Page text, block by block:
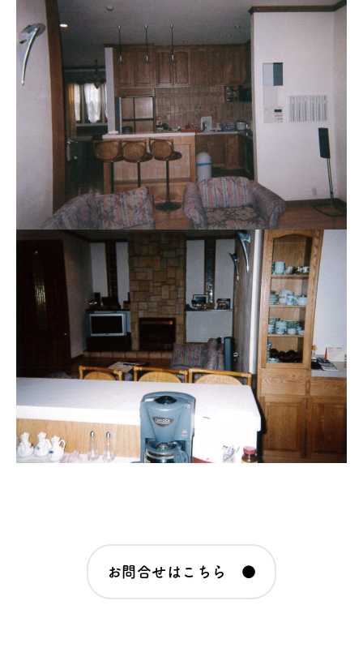
お問合せはこちら ●